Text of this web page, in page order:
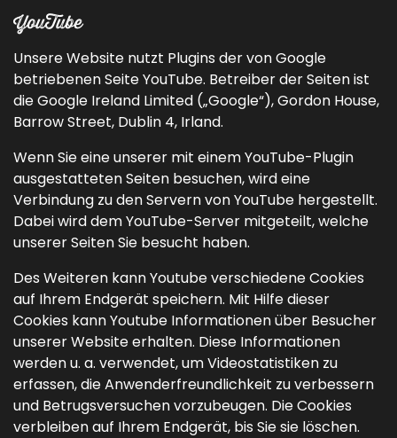
YouTube
Unsere Website nutzt Plugins der von Google
betriebenen Seite YouTube. Betreiber der Seiten ist
die Google Ireland Limited („Google“), Gordon House,
Barrow Street, Dublin 4, Irland.
Wenn Sie eine unserer mit einem YouTube-Plugin
ausgestatteten Seiten besuchen, wird eine
Verbindung zu den Servern von YouTube hergestellt.
Dabei wird dem YouTube-Server mitgeteilt, welche
unserer Seiten Sie besucht haben.
Des Weiteren kann Youtube verschiedene Cookies
auf Ihrem Endgerät speichern. Mit Hilfe dieser
Cookies kann Youtube Informationen über Besucher
unserer Website erhalten. Diese Informationen
werden u. a. verwendet, um Videostatistiken zu
erfassen, die Anwenderfreundlichkeit zu verbessern
und Betrugsversuchen vorzubeugen. Die Cookies
verbleiben auf Ihrem Endgerät, bis Sie sie löschen.